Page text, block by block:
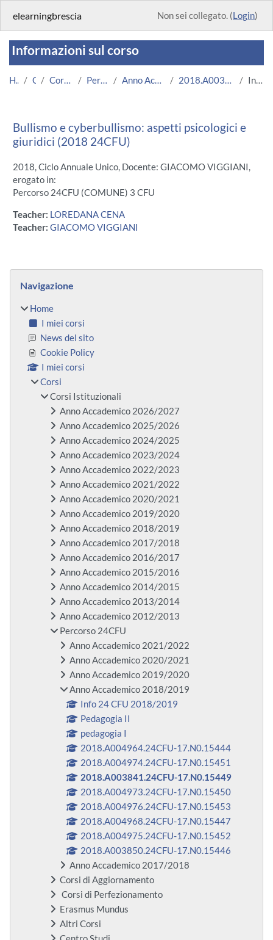
elearningbrescia Non sei collegato. (Login)
Informazioni sul corso
Home Corsi Corsi Istituzionali Percorso 24CFU Anno Accademico 2018/2019 2018.A003841.24CFU-17.N0.15449 Introduzione
Bullismo e cyberbullismo: aspetti psicologici e
giuridici (2018 24CFU)
2018, Ciclo Annuale Unico, Docente: GIACOMO VIGGIANI,
erogato in:
Percorso 24CFU (COMUNE) 3 CFU
Teacher: LOREDANA CENA
Teacher: GIACOMO VIGGIANI
Blocchi
Navigazione
Home
I miei corsi
News del sito
Cookie Policy
I miei corsi
Corsi
Corsi Istituzionali
Anno Accademico 2026/2027
Anno Accademico 2025/2026
Anno Accademico 2024/2025
Anno Accademico 2023/2024
Anno Accademico 2022/2023
Anno Accademico 2021/2022
Anno Accademico 2020/2021
Anno Accademico 2019/2020
Anno Accademico 2018/2019
Anno Accademico 2017/2018
Anno Accademico 2016/2017
Anno Accademico 2015/2016
Anno Accademico 2014/2015
Anno Accademico 2013/2014
Anno Accademico 2012/2013
Percorso 24CFU
Anno Accademico 2021/2022
Anno Accademico 2020/2021
Anno Accademico 2019/2020
Anno Accademico 2018/2019
Info 24 CFU 2018/2019
Pedagogia II
pedagogia I
2018.A004964.24CFU-17.N0.15444
2018.A004974.24CFU-17.N0.15451
2018.A003841.24CFU-17.N0.15449
2018.A004973.24CFU-17.N0.15450
2018.A004976.24CFU-17.N0.15453
2018.A004968.24CFU-17.N0.15447
2018.A004975.24CFU-17.N0.15452
2018.A003850.24CFU-17.N0.15446
Anno Accademico 2017/2018
Corsi di Aggiornamento
Corsi di Perfezionamento
Erasmus Mundus
Altri Corsi